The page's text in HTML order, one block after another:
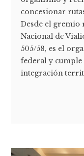
concesionar
Desde el
Nacional de
505/58, es el
federal y
integración